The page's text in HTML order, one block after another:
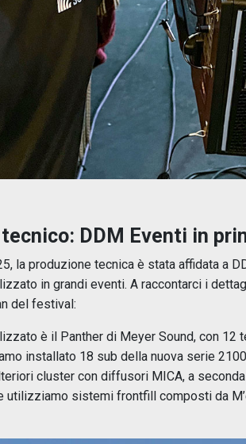
DDM Eventi in
la produzione tecnica è stata affidata a
in grandi eventi. A raccontarci i
del festival:
è il Panther di Meyer Sound, con 12
installato 18 sub della nuova serie
cluster con diffusori MICA, a
utilizziamo sistemi frontfill composti da